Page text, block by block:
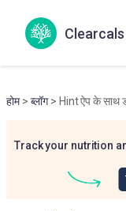
Clearcals
होम> ब्लॉग> Hint ऐप के साथ
Track your nutrition